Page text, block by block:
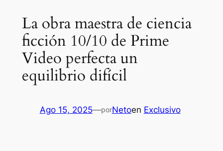
La obra maestra de ciencia
ficción 10/10 de Prime
Video perfecta un
equilibrio difícil
Ago 15, 2025—porNetoen Exclusivo